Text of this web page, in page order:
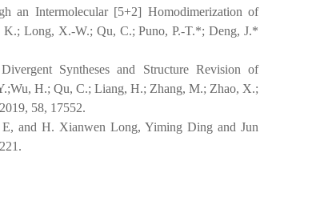
an Intermolecular [5+2] Homodimerization of
Long, X.-W.; Qu, C.; Puno, P.-T.*; Deng, J.*
Syntheses and Structure Revision of
H.; Qu, C.; Liang, H.; Zhang, M.; Zhao, X.;
58, 17552.
and H. Xianwen Long, Yiming Ding and Jun